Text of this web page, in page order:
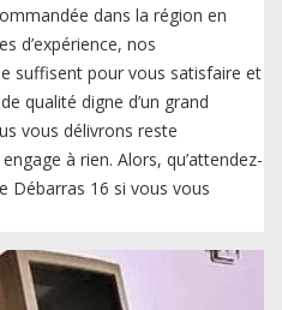
dans la région en
d’expérience, nos
suffisent pour vous satisfaire et
qualité digne d’un grand
vous délivrons reste
à rien. Alors, qu’attendez-
Débarras 16 si vous vous